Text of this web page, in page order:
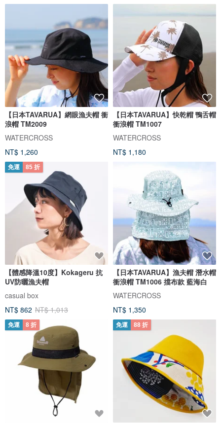
【日本TAVARUA】網眼漁夫帽 衝
浪帽 TM2009
WATERCROSS
NT$ 1,260
【日本TAVARUA】快乾帽 鴨舌帽
衝浪帽 TM1007
WATERCROSS
NT$ 1,180
免運 85 折
【體感降溫10度】Kokageru 抗
UV防曬漁夫帽
casual box
NT$ 862 NT$ 1,013
【日本TAVARUA】漁夫帽 潛水帽
衝浪帽 TM1006 擋布款 藍海白
WATERCROSS
NT$ 1,350
免運 8 折 免運 88 折